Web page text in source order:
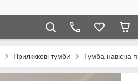
Приліжкові тумби Тумба навісна